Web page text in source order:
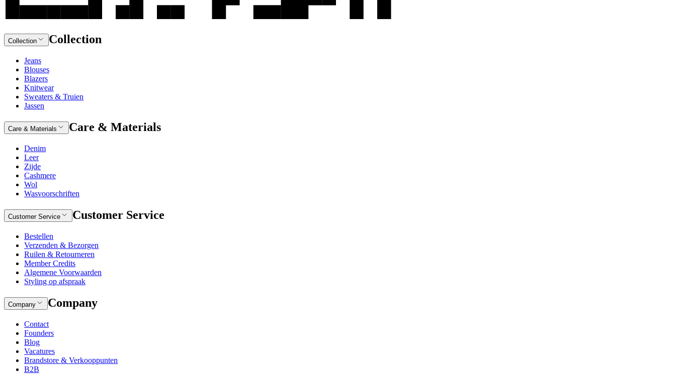
Collection Collection
Jeans
Blouses
Blazers
Knitwear
Sweaters & Truien
Jassen
Care & Materials Care & Materials
Denim
Leer
Zijde
Cashmere
Wol
Wasvoorschriften
Customer Service Customer Service
Bestellen
Verzenden & Bezorgen
Ruilen & Retourneren
Member Credits
Algemene Voorwaarden
Styling op afspraak
Company Company
Contact
Founders
Blog
Vacatures
Brandstore & Verkooppunten
B2B